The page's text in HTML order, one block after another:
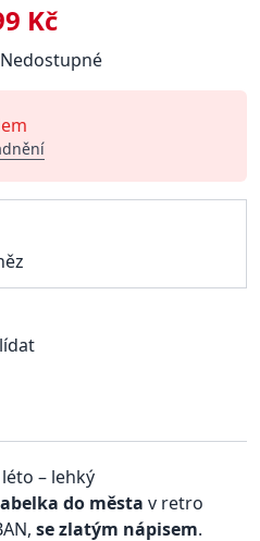
Kč
– lehký
do města v retro
se zlatým nápisem.